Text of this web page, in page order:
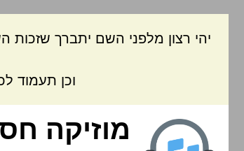
יהי רצון מלפני השם יתברך
וכן תעמוד
מוזיקה